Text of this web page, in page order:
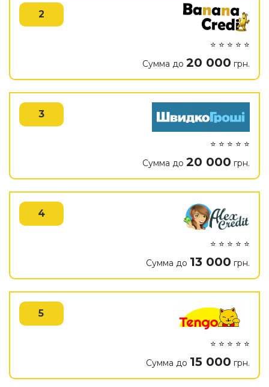
2
⭐ ⭐ ⭐ ⭐ ⭐
Сумма до 20 000 грн.
3
⭐ ⭐ ⭐ ⭐ ⭐
Сумма до 20 000 грн.
4
⭐ ⭐ ⭐ ⭐ ⭐
Сумма до 13 000 грн.
5
⭐ ⭐ ⭐ ⭐ ⭐
Сумма до 15 000 грн.